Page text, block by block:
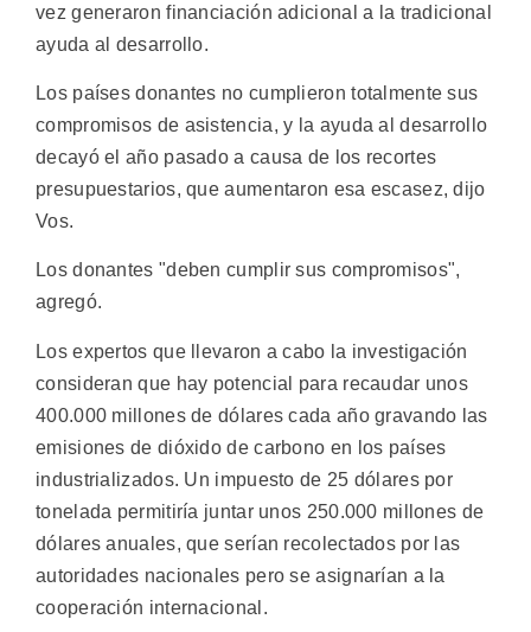
vez generaron financiación adicional a la tradicional
ayuda al desarrollo.
Los países donantes no cumplieron totalmente sus
compromisos de asistencia, y la ayuda al desarrollo
decayó el año pasado a causa de los recortes
presupuestarios, que aumentaron esa escasez, dijo
Vos.
Los donantes "deben cumplir sus compromisos",
agregó.
Los expertos que llevaron a cabo la investigación
consideran que hay potencial para recaudar unos
400.000 millones de dólares cada año gravando las
emisiones de dióxido de carbono en los países
industrializados. Un impuesto de 25 dólares por
tonelada permitiría juntar unos 250.000 millones de
dólares anuales, que serían recolectados por las
autoridades nacionales pero se asignarían a la
cooperación internacional.